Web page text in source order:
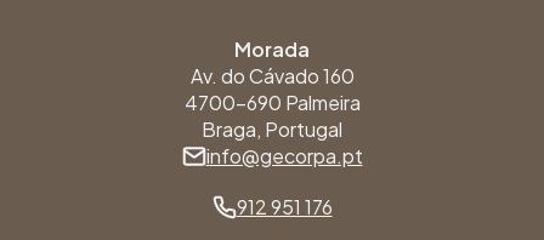
Morada
Av. do Cávado 160
4700-690 Palmeira
Braga, Portugal
info@gecorpa.pt
912 951 176